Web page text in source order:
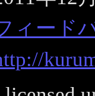
ィード